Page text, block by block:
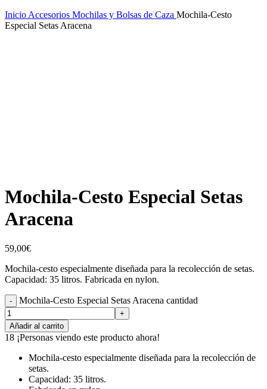
Inicio Accesorios Mochilas y Bolsas de Caza Mochila-Cesto
Especial Setas Aracena
Mochila-Cesto Especial Setas
Aracena
59,00€
Mochila-cesto especialmente diseñada para la recolección de setas.
Capacidad: 35 litros. Fabricada en nylon.
Mochila-Cesto Especial Setas Aracena cantidad
Añadir al carrito
18 ¡Personas viendo este producto ahora!
Mochila-cesto especialmente diseñada para la recolección de
setas.
Capacidad: 35 litros.